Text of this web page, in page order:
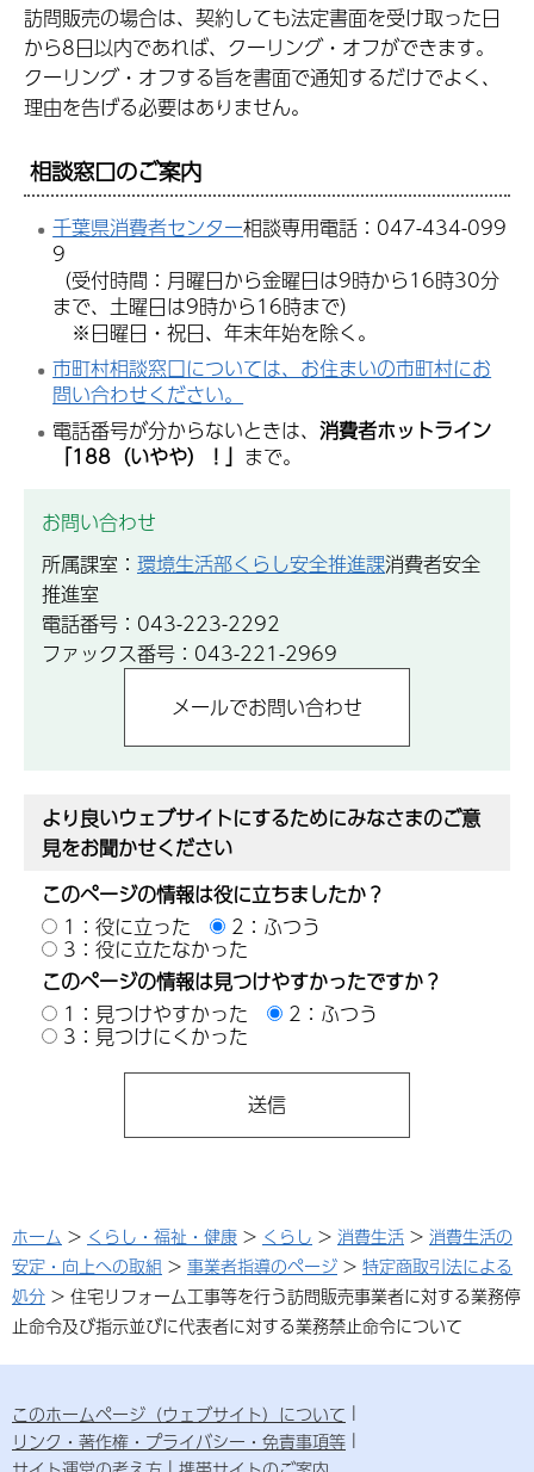
訪問販売の場合は、契約しても法定書面を受け取った日
から8日以内であれば、クーリング・オフができます。
クーリング・オフする旨を書面で通知するだけでよく、
理由を告げる必要はありません。
相談窓口のご案内
千葉県消費者センター相談専用電話：047-434-099
9
（受付時間：月曜日から金曜日は9時から16時30分
まで、土曜日は9時から16時まで）
※日曜日・祝日、年末年始を除く。
市町村相談窓口については、お住まいの市町村にお
問い合わせください。
電話番号が分からないときは、消費者ホットライン
「188（いやや）！」 まで。
お問い合わせ
所属課室： 環境生活部くらし安全推進課消費者安全
推進室
電話番号：043-223-2292
ファックス番号：043-221-2969
より良いウェブサイトにするためにみなさまのご意
見をお聞かせください
このページの情報は役に立ちましたか？
1：役に立った
2：ふつう
3：役に立たなかった
このページの情報は見つけやすかったですか？
1：見つけやすかった
2：ふつう
3：見つけにくかった
ホーム > くらし・福祉・健康 > くらし > 消費生活 > 消費生活の
安定・向上への取組 > 事業者指導のページ > 特定商取引法による
処分 > 住宅リフォーム工事等を行う訪問販売事業者に対する業務停
止命令及び指示並びに代表者に対する業務禁止命令について
このホームページ（ウェブサイト）について
リンク・著作権・プライバシー・免責事項等